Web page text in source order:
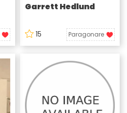
Garrett Hedlund
15 Paragonare